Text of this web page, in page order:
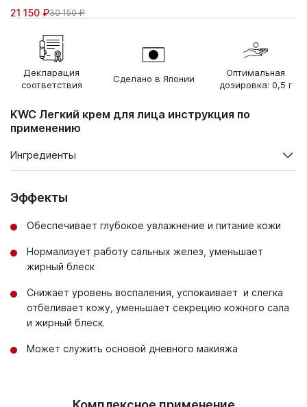
линией
21 150 ₽30 150 ₽
Декларация
соответствия
Сделано в Японии
Оптимальная
дозировка: 0,5 г
KWC Легкий крем для лица инструкция по
применению
Ингредиенты
гиалуроновая кислота:
WATER, BUTYLENE GLYCOL, SQUALANE, PENTYLENE GLYCOL,
CYCLOHEXASILOXANE, CERAMIDE NG, CERAMIDE NP, CERAMIDE
HYDROLYZED HYALURONIC ACID, HYDROLYZED COLLAGEN,
SOLUBLE COLLAGEN, SUCCINOYL ATELOCOLLAGEN, GLUCOSYL
TETRAISOPALMITATE, PLACENTAL PROTEIN (HYDROLYZED
SALMON OVARY MEMBRANE EXTRACT), MALPIGHIA EMARGINATA
(ACEROLA) FRUIT EXTRACT, PRUNUS YEDOENSIS LEAF EXTRACT,
PHELLODENDRON AMURENSE BARK EXTRACT, PRUNUS MUME
GLYCINE SOJA (SOYBEAN) SEED EXTRACT, PERILLA OCYMOIDES
LYSINE, THREONINE, PROLINE, GLYCERIN, TOCOPHEROL, OLEA
Эффекты
Обеспечивает глубокое увлажнение и питание кожи
Нормализует работу сальных желез, уменьшает
жирный блеск
Снижает уровень воспаления, успокаивает и слегка
отбеливает кожу, уменьшает секрецию кожного сала
и жирный блеск.
Может служить основой дневного макияжа